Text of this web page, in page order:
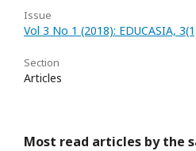
Issue
Vol 3 No 1 (2018): EDUCASIA,
Section
Articles
Most read articles by the